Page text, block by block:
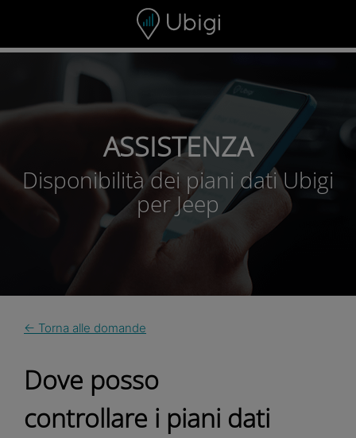
ASSISTENZA
Disponibilità dei piani dati Ubigi
per Jeep
← Torna alle domande
Dove posso
controllare i piani dati